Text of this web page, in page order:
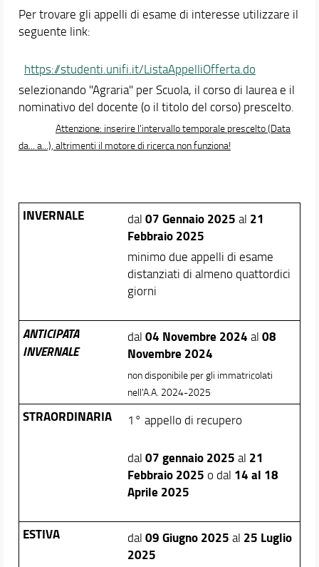
Per trovare gli appelli di esame di interesse utilizzare il
seguente link:
https://studenti.unifi.it/ListaAppelliOfferta.do
selezionando "Agraria" per Scuola, il corso di laurea e il
nominativo del docente (o il titolo del corso) prescelto.
Attenzione: inserire l'intervallo temporale prescelto (Data
da... a...), altrimenti il motore di ricerca non funziona!
INVERNALE dal 07 Gennaio 2025 al 21
Febbraio 2025
minimo due appelli di esame
distanziati di almeno quattordici
giorni
ANTICIPATA
INVERNALE
dal 04 Novembre 2024 al 08
Novembre 2024
non disponibile per gli immatricolati
nell'A.A. 2024-2025
STRAORDINARIA 1° appello di recupero
dal 07 gennaio 2025 al 21
Febbraio 2025 o dal 14 al 18
Aprile 2025
ESTIVA dal 09 Giugno 2025 al 25 Luglio
2025